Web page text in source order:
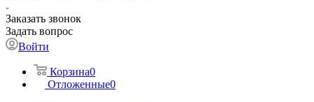
Заказать звонок
Задать вопрос
Войти
Корзина0
Отложенные0